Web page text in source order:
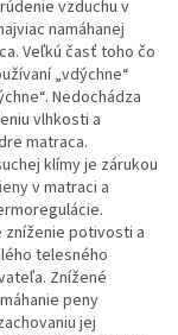
vzduchu v
namáhanej
Veľkú časť toho čo
„vdýchne“
Nedochádza
vlhkosti a
matraca.
klímy je zárukou
v matraci a
zníženie potivosti a
telesného
Znížené
peny
jej